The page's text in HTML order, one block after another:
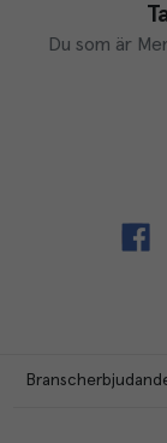
Du som är